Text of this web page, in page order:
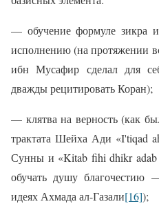
— обучение формуле зикра
исполнению (на протяжении
ибн Мусафир сделал для
дважды рецитировать Коран);
— клятва на верность (как
трактата Шейха Ади «I'tiqad
Сунны и «Kitab fihi dhikr adab
обучать душу благочестию
идеях Ахмада ал-Газали[16]);